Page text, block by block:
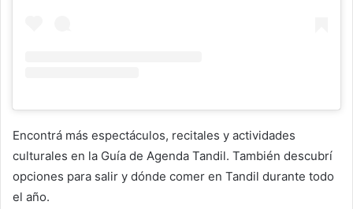
Encontrá más espectáculos, recitales y actividades
culturales en la Guía de Agenda Tandil. También descubrí
opciones para salir y dónde comer en Tandil durante todo
el año.